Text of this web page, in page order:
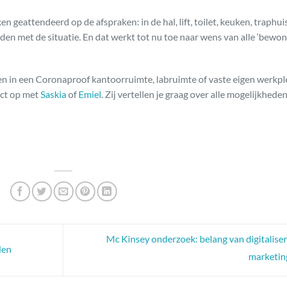
geattendeerd op de afspraken: in de hal, lift, toilet, keuken,
met de situatie. En dat werkt tot nu toe naar wens van alle
in een Coronaproof kantoorruimte, labruimte of vaste eigen
op metSaskiaofEmiel. Zij vertellen je graag over alle
Mc Kinsey onderzoek: belang van